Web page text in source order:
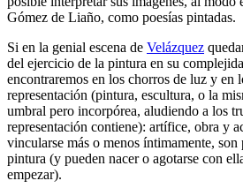
Gómez de Liaño, como poesías pintadas.
Si en la genial escena de Velázquez
del ejercicio de la pintura en su
encontraremos en los chorros de luz y en
representación (pintura, escultura, o la
umbral pero incorpórea, aludiendo a los
representación contiene): artífice, obra y
vincularse más o menos íntimamente,
pintura (y pueden nacer o agotarse con
empezar).